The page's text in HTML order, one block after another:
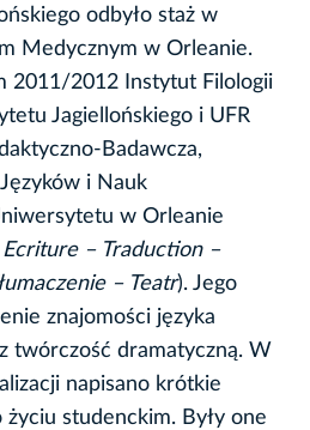
odbyło staż w
Medycznym w Orleanie.
2011/2012 Instytut Filologii
Jagiellońskiego i UFR
Badawcza,
i Nauk
w Orleanie
Ecriture – Traduction –
– Teatr). Jego
znajomości języka
twórczość dramatyczną. W
napisano krótkie
studenckim. Były one